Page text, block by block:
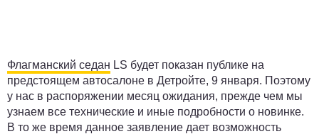
Флагманский седан LS будет показан публике на
предстоящем автосалоне в Детройте, 9 января. Поэтому
у нас в распоряжении месяц ожидания, прежде чем мы
узнаем все технические и иные подробности о новинке.
В то же время данное заявление дает возможность